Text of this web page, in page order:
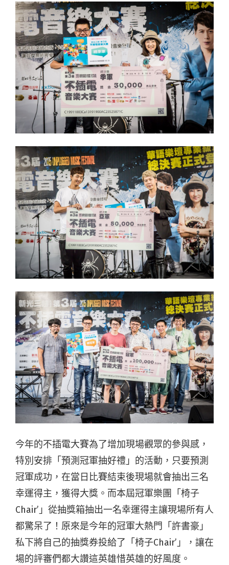
今年的不插電大賽為了增加現場觀眾的參與感，
特別安排「預測冠軍抽好禮」的活動，只要預測
冠軍成功，在當日比賽結束後現場就會抽出三名
幸運得主，獲得大獎。而本屆冠軍樂團「椅子
Chair’」從抽獎箱抽出一名幸運得主讓現場所有人
都驚呆了！原來是今年的冠軍大熱門「許書豪」
私下將自己的抽獎券投給了「椅子Chair’」，讓在
場的評審們都大讚這英雄惜英雄的好風度。